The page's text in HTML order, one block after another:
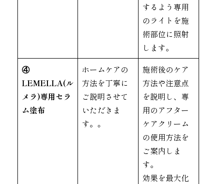
するよう専用
のライトを施
術部位に照射
します。
④
LEMELLA(ル
メラ)専用セラ
ム塗布
ホームケアの
方法を丁寧に
ご説明させて
いただきま
す。。
施術後のケア
方法や注意点
を説明し、専
用のアフター
ケアクリーム
の使用方法を
ご案内しま
す。
効果を最大化